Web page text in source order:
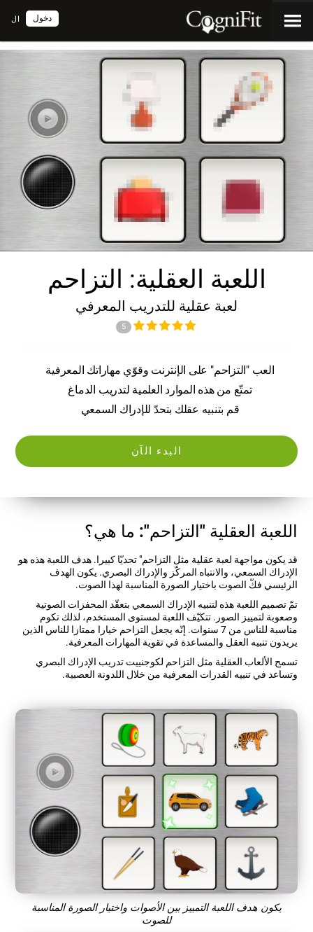
ال دخول
اللعبة العقلية: التزاحم
لعبة عقلية للتدريب المعرفي
5
العب "التزاحم" على الإنترنت وقوّي مهاراتك المعرفية
تمتّع من هذه الموارد العلمية لتدريب الدماغ
قم بتنبيه عقلك بتحدّ للإدراك السمعي
البدء الآن
اللعبة العقلية "التزاحم": ما هي؟
قد يكون مواجهة لعبة عقلية مثل التزاحم" تحديّا كبيرا. هدف اللعبة هذه هو
الإدراك السمعي، والانتباه المركّز والإدراك البصري. يكون الهدف
الرئيسي فكّ الصوت باختيار الصورة المناسبة لهذا الصوت.
تمّ تصميم اللعبة هذه لتنبيه الإدراك السمعي بتعقّد المحفزات الصوتية
وصعوبة لتمييز الصور. تتكيّف اللعبة لمستوى المستخدم، لذلك تكوم
مناسبة للناس من 7 سنوات. إنّه يجعل التزاحم خيارا ممتازا للناس الذين
يريدون تنبيه العقل والمساعدة في تقوية المهارات المعرفية.
تسمح الألعاب العقلية مثل التزاحم لكوجنييت تدريب الإدراك البصري
وتساعد في تنبيه القدرات المعرفية من خلال اللدونة العصبية.
يكون هدف اللعبة التمييز بين الأصوات واختيار الصورة المناسبة
للصوت